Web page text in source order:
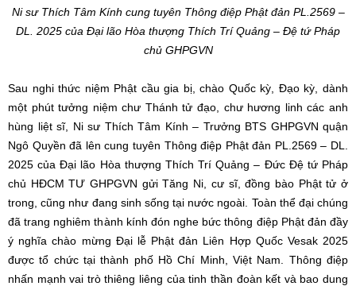
Ni sư Thích Tâm Kính cung tuyên Thông điệp Phật đản PL.2569 –
DL. 2025 của Đại lão Hòa thượng Thích Trí Quảng – Đệ tứ Pháp
chủ GHPGVN
Sau nghi thức niệm Phật cầu gia bị, chào Quốc kỳ, Đạo kỳ, dành
một phút tưởng niệm chư Thánh tử đạo, chư hương linh các anh
hùng liệt sĩ, Ni sư Thích Tâm Kính – Trưởng BTS GHPGVN quận
Ngô Quyền đã lên cung tuyên Thông điệp Phật đản PL.2569 – DL.
2025 của Đại lão Hòa thượng Thích Trí Quảng – Đức Đệ tứ Pháp
chủ HĐCM TƯ GHPGVN gửi Tăng Ni, cư sĩ, đồng bào Phật tử ở
trong, cũng như đang sinh sống tại nước ngoài. Toàn thể đại chúng
đã trang nghiêm thành kính đón nghe bức thông điệp Phật đản đầy
ý nghĩa chào mừng Đại lễ Phật đản Liên Hợp Quốc Vesak 2025
được tổ chức tại thành phố Hồ Chí Minh, Việt Nam. Thông điệp
nhấn mạnh vai trò thiêng liêng của tinh thần đoàn kết và bao dung